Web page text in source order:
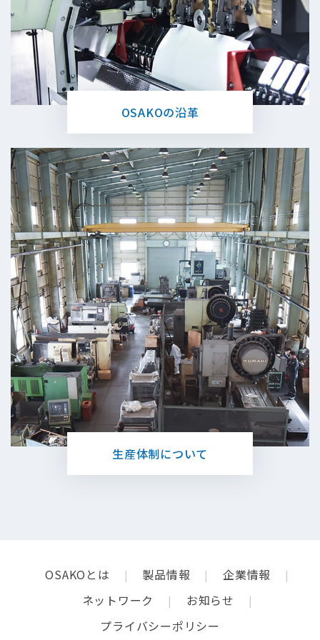
OSAKOの沿⾰
⽣産体制について
OSAKOとは 製品情報
企業情報
ネットワーク
お知らせ
プライバシーポリシー